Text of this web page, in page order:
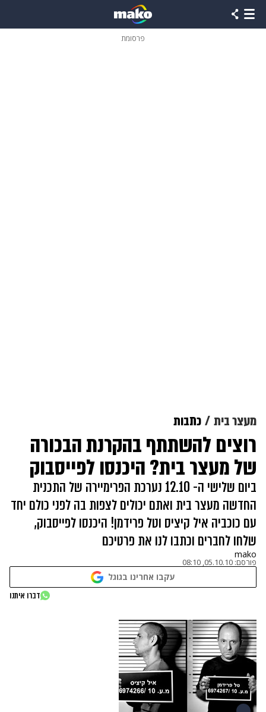
פרסומת
מעצר בית כתבות
רוצים להשתתף בהקרנת הבכורה
של מעצר בית? היכנסו לפייסבוק
ביום שלישי ה- 12.10 נערכת הפרימיירה של התכנית
החדשה מעצר בית ואתם יכולים לצפות בה לפני כולם יחד
עם כוכביה איל קיציס וטל פרידמן! היכנסו לפייסבוק,
שלחו לחברים וכתבו לנו את פרטיכם
mako
פורסם: 05.10.10, 08:10
עקבו אחרינו בגוגל
דברו איתנו